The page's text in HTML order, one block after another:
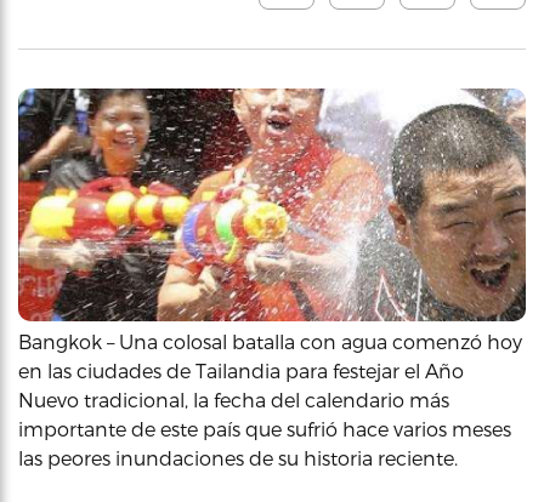
Bangkok – Una colosal batalla con agua comenzó hoy
en las ciudades de Tailandia para festejar el Año
Nuevo tradicional, la fecha del calendario más
importante de este país que sufrió hace varios meses
las peores inundaciones de su historia reciente.